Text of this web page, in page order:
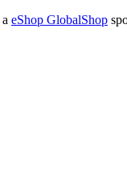
a eShop GlobalShop